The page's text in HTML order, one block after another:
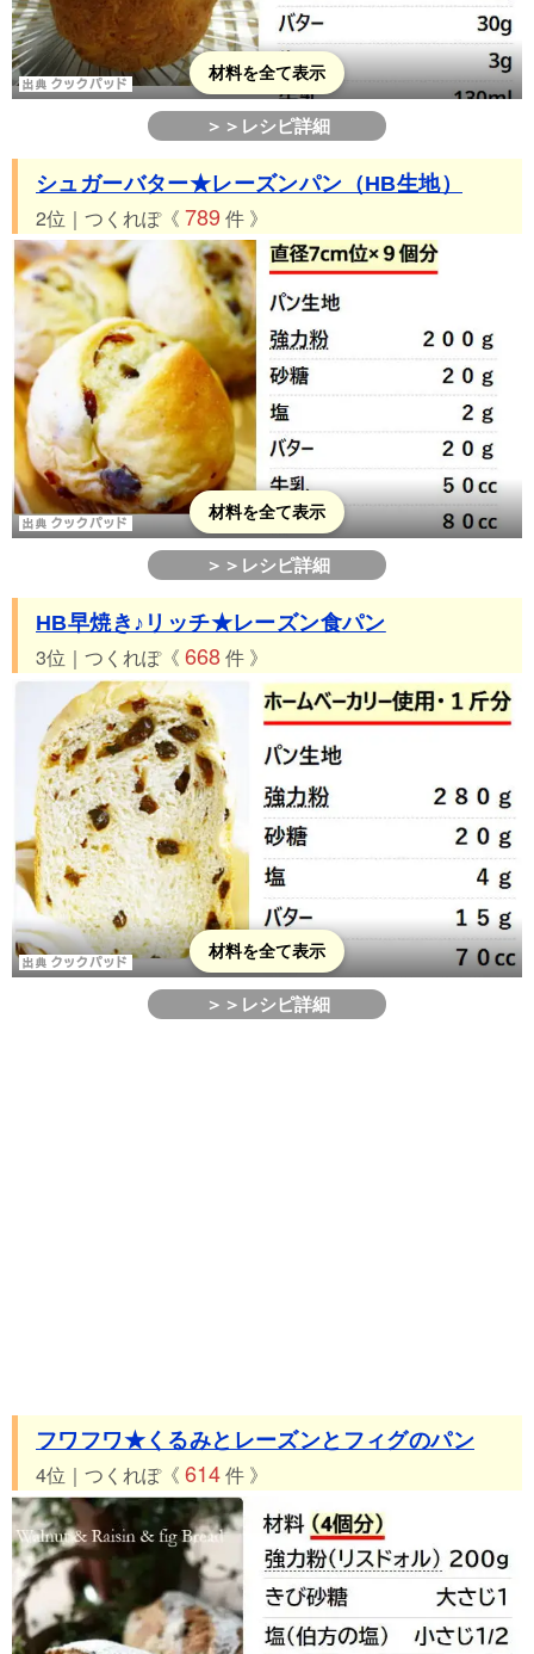
材料を全て表示
＞＞レシピ詳細
シュガーバター★レーズンパン（HB生地）
2位｜つくれぽ《 789 件 》
材料を全て表示
＞＞レシピ詳細
HB早焼き♪リッチ★レーズン食パン
3位｜つくれぽ《 668件 》
材料を全て表示
＞＞レシピ詳細
フワフワ★くるみとレーズンとフィグのパン
4位｜つくれぽ《 614件 》